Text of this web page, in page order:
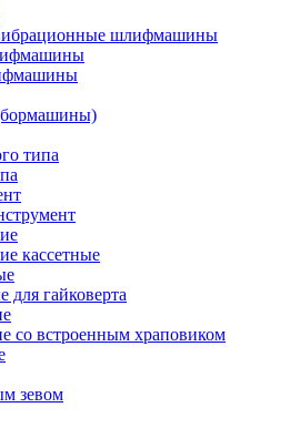
шлифмашины
типа
кассетные
для гайковерта
со встроенным храповиком
зевом